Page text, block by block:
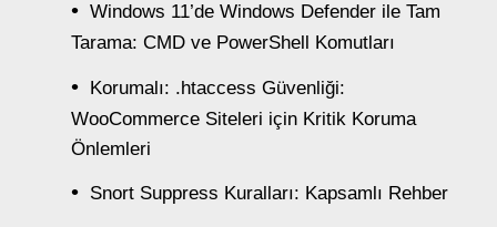
Windows 11’de Windows Defender ile Tam
Tarama: CMD ve PowerShell Komutları
Korumalı: .htaccess Güvenliği:
WooCommerce Siteleri için Kritik Koruma
Önlemleri
Snort Suppress Kuralları: Kapsamlı Rehber